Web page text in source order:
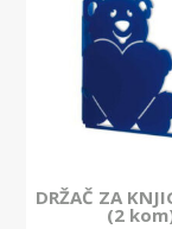
DRŽAČ ZA
(2